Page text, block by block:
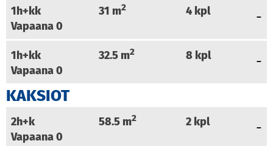
1h+kk 31 m2 4 kpl
Vapaana0
1h+kk 32.5m2 8 kpl
Vapaana0
KAKSIOT
2h+k 58.5m2 2 kpl
Vapaana0